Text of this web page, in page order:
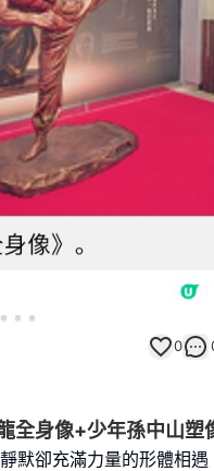
0
全身像+少年孫中山塑
默卻充滿力量的形體相遇